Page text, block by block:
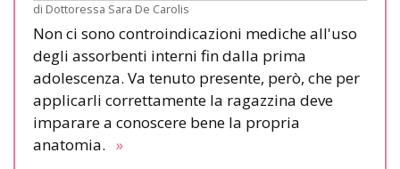
di Dottoressa Sara De Carolis
Non ci sono controindicazioni mediche all'uso
degli assorbenti interni fin dalla prima
adolescenza. Va tenuto presente, però, che per
applicarli correttamente la ragazzina deve
imparare a conoscere bene la propria
anatomia. »